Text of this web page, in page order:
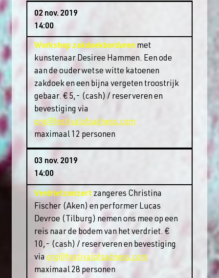
02 nov. 2019
14:00
Workshop zakdoekborduren met
kunstenaar Desiree Hammen. Een ode
aan de ouderwetse witte katoenen
zakdoek en een bijna vergeten troostrijk
gebaar. € 5,- (cash) / reserveren en
bevestiging via
org@festivalofsadness.com
maximaal 12 personen
03 nov. 2019
14:00
Verdrietconzert zangeres Christina
Fischer (Aken) en performer Lucas
Devroe (Tilburg) nemen ons mee op een
reis naar de bodem van het verdriet. €
10,- (cash) / reserveren en bevestiging
viaorg@festivalofsadness.com
maximaal 28 personen